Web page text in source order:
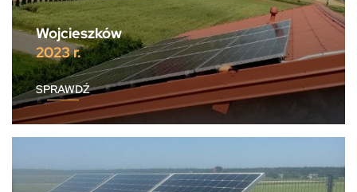
Wojcieszków
2023 r.
SPRAWDŹ